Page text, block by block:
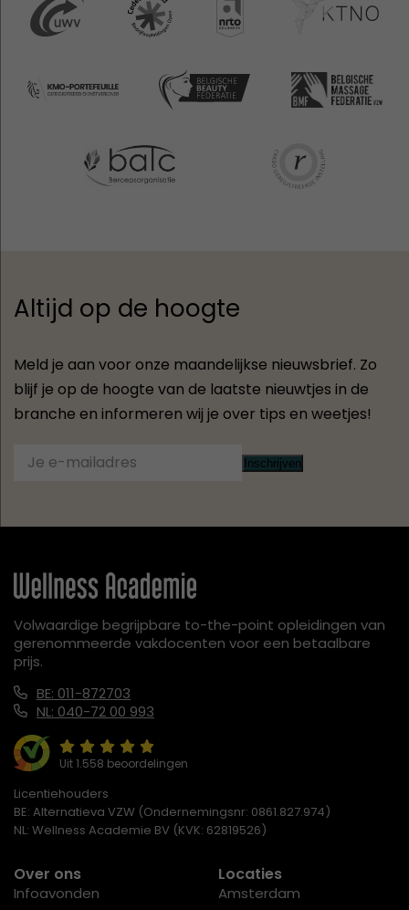
Altijd op de hoogte
Meld je aan voor onze maandelijkse nieuwsbrief. Zo
blijf je op de hoogte van de laatste nieuwtjes in de
branche en informeren wij je over tips en weetjes!
Inschrijven
Volwaardige begrijpbare to-the-point opleidingen van
gerenommeerde vakdocenten voor een betaalbare
prijs.
BE: 011-872703
NL: 040-72 00 993
Uit 1.558 beoordelingen
Licentiehouders
BE: Alternatieva VZW (Ondernemingsnr: 0861.827.974)
NL: Wellness Academie BV (KVK: 62819526)
Over ons
Infoavonden
Locaties
Amsterdam